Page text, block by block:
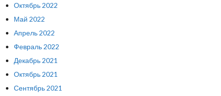
Октябрь 2022
Май 2022
Апрель 2022
Февраль 2022
Декабрь 2021
Октябрь 2021
Сентябрь 2021